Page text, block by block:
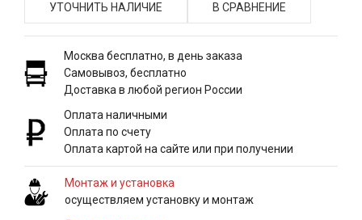
УТОЧНИТЬ НАЛИЧИЕ В СРАВНЕНИЕ
Москва бесплатно, в день заказа
Самовывоз, бесплатно
Доставка в любой регион России
Оплата наличными
Оплата по счету
Оплата картой на сайте или при получении
Монтаж и установка
осуществляем установку и монтаж